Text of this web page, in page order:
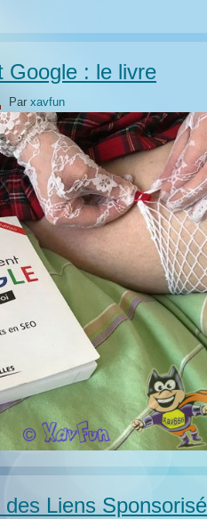
Google : le livre
Par xavfun
Liens